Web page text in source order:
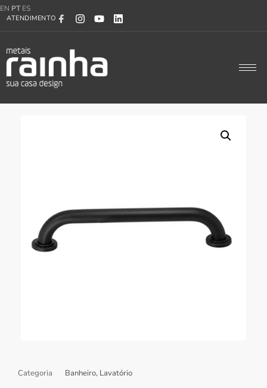
EN PT ES
ATENDIMENTO
Categoria Banheiro, Lavatório